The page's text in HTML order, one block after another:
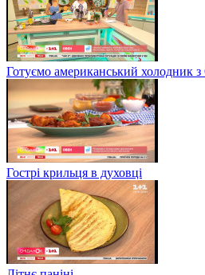
Готуємо американський холодник
Гострі крильця в духовці